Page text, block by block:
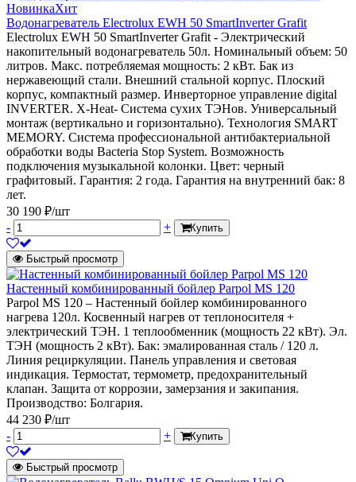
НовинкаХит
Водонагреватель Electrolux EWH 50 SmartInverter Grafit
Electrolux EWH 50 SmartInverter Grafit - Электрический
накопительный водонагреватель 50л. Номинальный объем: 50
литров. Макс. потребляемая мощность: 2 кВт. Бак из
нержавеющий стали. Внешний стальной корпус. Плоский
корпус, компактный размер. Инверторное управление digital
INVERTER. X-Heat- Система сухих ТЭНов. Универсальный
монтаж (вертикально и горизонтально). Технология SMART
MEMORY. Система профессиональной антибактериальной
обработки воды Bacteria Stop System. Возможность
подключения музыкальной колонки. Цвет: черный
графитовый. Гарантия: 2 года. Гарантия на внутренний бак: 8
лет.
30 190 ₽/шт
-
+ Купить
Быстрый просмотр
Настенный комбинированный бойлер Parpol MS 120
Parpol MS 120 – Настенный бойлер комбинированного
нагрева 120л. Косвенный нагрев от теплоносителя +
электрический ТЭН. 1 теплообменник (мощность 22 кВт). Эл.
ТЭН (мощность 2 кВт). Бак: эмалированная сталь / 120 л.
Линия рециркуляции. Панель управления и световая
индикация. Термостат, термометр, предохранительный
клапан. Защита от коррозии, замерзания и закипания.
Производство: Болгария.
44 230 ₽/шт
-
+ Купить
Быстрый просмотр